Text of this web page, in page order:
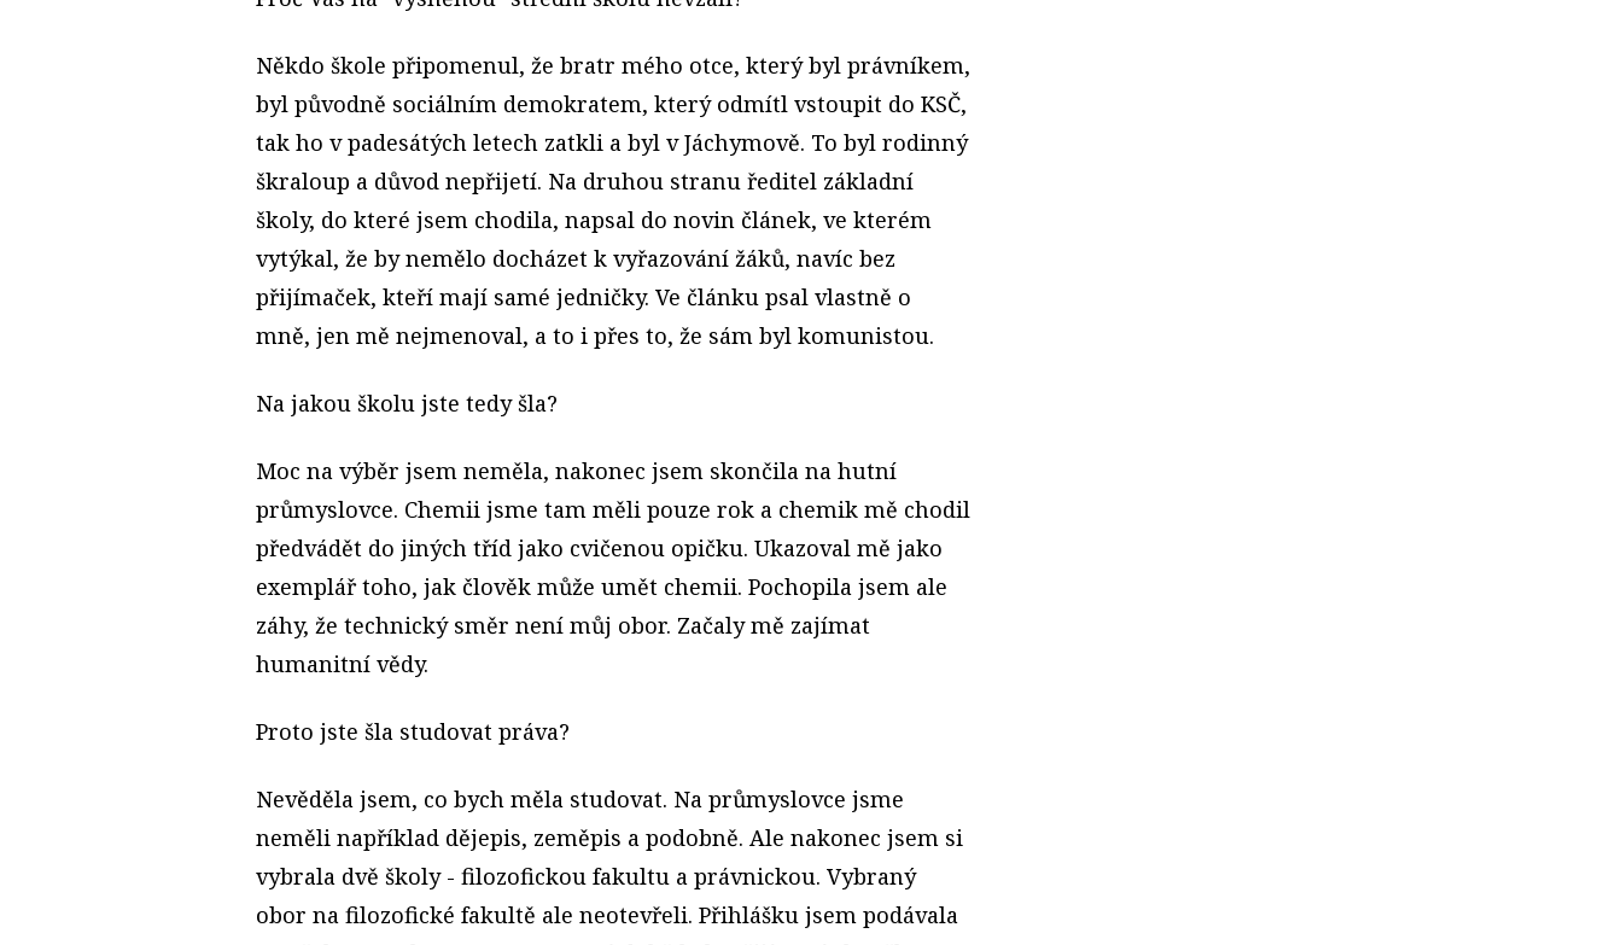
Někdo škole připomenul, že bratr mého otce, který byl právníkem,
byl původně sociálním demokratem, který odmítl vstoupit do KSČ,
tak ho v padesátých letech zatkli a byl v Jáchymově. To byl rodinný
škraloup a důvod nepřijetí. Na druhou stranu ředitel základní
školy, do které jsem chodila, napsal do novin článek, ve kterém
vytýkal, že by nemělo docházet k vyřazování žáků, navíc bez
přijímaček, kteří mají samé jedničky. Ve článku psal vlastně o
mně, jen mě nejmenoval, a to i přes to, že sám byl komunistou.
Na jakou školu jste tedy šla?
Moc na výběr jsem neměla, nakonec jsem skončila na hutní
průmyslovce. Chemii jsme tam měli pouze rok a chemik mě chodil
předvádět do jiných tříd jako cvičenou opičku. Ukazoval mě jako
exemplář toho, jak člověk může umět chemii. Pochopila jsem ale
záhy, že technický směr není můj obor. Začaly mě zajímat
humanitní vědy.
Proto jste šla studovat práva?
Nevěděla jsem, co bych měla studovat. Na průmyslovce jsme
neměli například dějepis, zeměpis a podobně. Ale nakonec jsem si
vybrala dvě školy - filozofickou fakultu a právnickou. Vybraný
obor na filozofické fakultě ale neotevřeli. Přihlášku jsem podávala